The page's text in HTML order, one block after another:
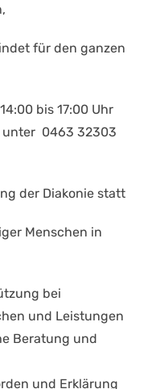
für den ganzen
bis 17:00 Uhr
unter 0463 32303
der Diakonie statt
Menschen in
bei
und Leistungen
Beratung und
und Erklärung